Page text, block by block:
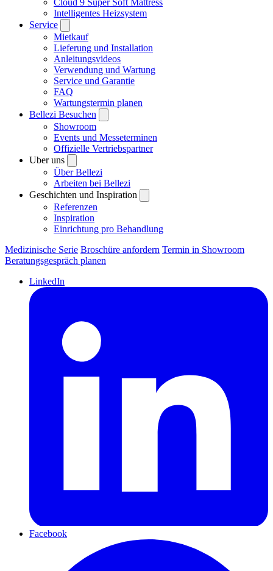
Intelligentes Heizsystem
Service
Mietkauf
Lieferung und Installation
Anleitungsvideos
Verwendung und Wartung
Service und Garantie
FAQ
Wartungstermin planen
Bellezi Besuchen
Showroom
Events und Messeterminen
Offizielle Vertriebspartner
Uber uns
Über Bellezi
Arbeiten bei Bellezi
Geschichten und Inspiration
Referenzen
Inspiration
Einrichtung pro Behandlung
Medizinische Serie Broschüre anfordern Termin in Showroom
Beratungsgespräch planen
LinkedIn
Facebook